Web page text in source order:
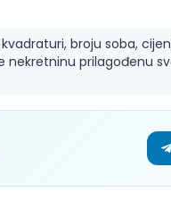
broju soba,
nekretninu prilagođenu